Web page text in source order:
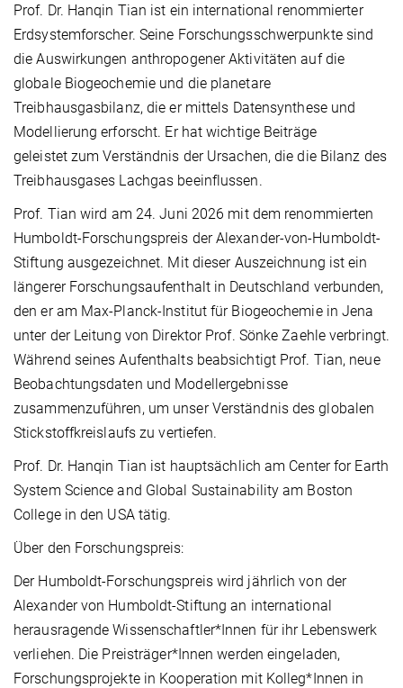
Prof. Dr. Hanqin Tian ist ein international renommierter
Erdsystemforscher. Seine Forschungsschwerpunkte sind
die Auswirkungen anthropogener Aktivitäten auf die
globale Biogeochemie und die planetare
Treibhausgasbilanz, die er mittels Datensynthese und
Modellierung erforscht. Er hat wichtige Beiträge
geleistet zum Verständnis der Ursachen, die die Bilanz des
Treibhausgases Lachgas beeinflussen.
Prof. Tian wird am 24. Juni 2026 mit dem renommierten
Humboldt-Forschungspreis der Alexander-von-Humboldt-
Stiftung ausgezeichnet. Mit dieser Auszeichnung ist ein
längerer Forschungsaufenthalt in Deutschland verbunden,
den er am Max-Planck-Institut für Biogeochemie in Jena
unter der Leitung von Direktor Prof. Sönke Zaehle verbringt.
Während seines Aufenthalts beabsichtigt Prof. Tian, neue
Beobachtungsdaten und Modellergebnisse
zusammenzuführen, um unser Verständnis des globalen
Stickstoffkreislaufs zu vertiefen.
Prof. Dr. Hanqin Tian ist hauptsächlich am Center for Earth
System Science and Global Sustainability am Boston
College in den USA tätig.
Über den Forschungspreis:
Der Humboldt-Forschungspreis wird jährlich von der
Alexander von Humboldt-Stiftung an international
herausragende Wissenschaftler*Innen für ihr Lebenswerk
verliehen. Die Preisträger*Innen werden eingeladen,
Forschungsprojekte in Kooperation mit Kolleg*Innen in